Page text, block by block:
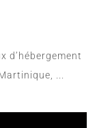
d’hébergement
...